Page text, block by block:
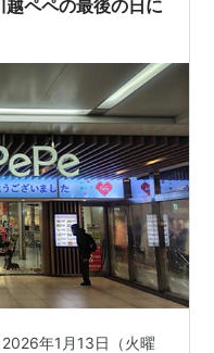
ペペの最後の日に
年1月13日（火曜